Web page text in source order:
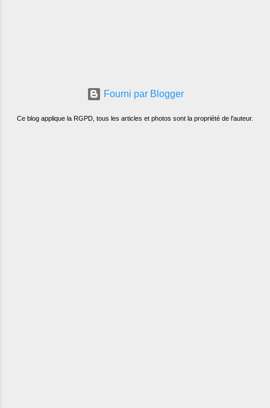
Fourni par Blogger
Ce blog applique la RGPD, tous les articles et photos sont la propriété de l'auteur.